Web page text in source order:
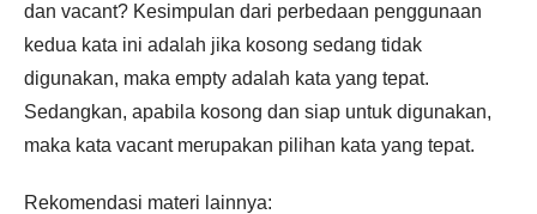
dan vacant? Kesimpulan dari perbedaan penggunaan
kedua kata ini adalah jika kosong sedang tidak
digunakan, maka empty adalah kata yang tepat.
Sedangkan, apabila kosong dan siap untuk digunakan,
maka kata vacant merupakan pilihan kata yang tepat.
Rekomendasi materi lainnya: